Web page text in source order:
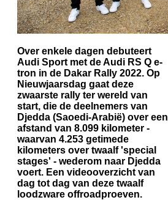
Over enkele dagen debuteert
Audi Sport met de Audi RS Q e-
tron in de Dakar Rally 2022. Op
Nieuwjaarsdag gaat deze
zwaarste rally ter wereld van
start, die de deelnemers van
Djedda (Saoedi-Arabië) over een
afstand van 8.099 kilometer -
waarvan 4.253 getimede
kilometers over twaalf 'special
stages' - wederom naar Djedda
voert. Een videooverzicht van
dag tot dag van deze twaalf
loodzware offroadproeven.